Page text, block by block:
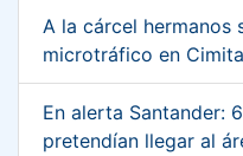
A la cárcel hermanos
microtráfico en
En alerta Santander:
pretendían llegar al